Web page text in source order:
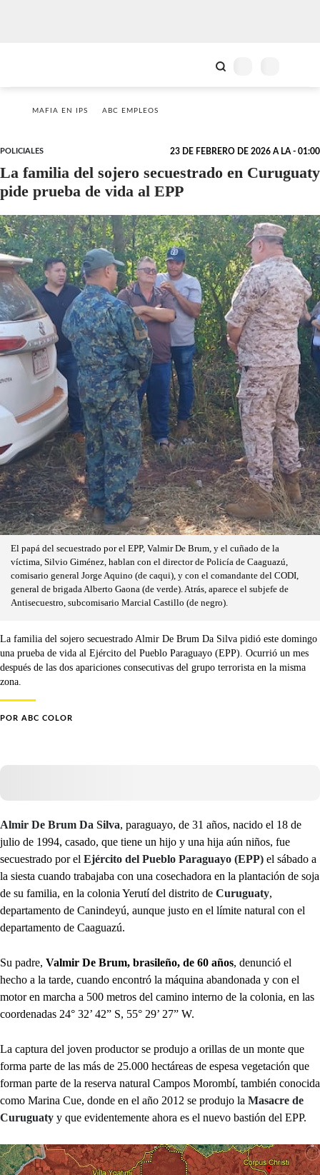
MAFIA EN IPS ABC EMPLEOS
POLICIALES 23 DE FEBRERO DE 2026 A LA - 01:00
La familia del sojero secuestrado en Curuguaty
pide prueba de vida al EPP
El papá del secuestrado por el EPP, Valmir De Brum, y el cuñado de la
víctima, Silvio Giménez, hablan con el director de Policía de Caaguazú,
comisario general Jorge Aquino (de caqui), y con el comandante del CODI,
general de brigada Alberto Gaona (de verde). Atrás, aparece el subjefe de
Antisecuestro, subcomisario Marcial Castillo (de negro).
La familia del sojero secuestrado Almir De Brum Da Silva pidió este domingo
una prueba de vida al Ejército del Pueblo Paraguayo (EPP). Ocurrió un mes
después de las dos apariciones consecutivas del grupo terrorista en la misma
zona.
POR ABC COLOR
Almir De Brum Da Silva, paraguayo, de 31 años, nacido el 18 de
julio de 1994, casado, que tiene un hijo y una hija aún niños, fue
secuestrado por el Ejército del Pueblo Paraguayo (EPP) el sábado a
la siesta cuando trabajaba con una cosechadora en la plantación de soja
de su familia, en la colonia Yerutí del distrito de Curuguaty,
departamento de Canindeyú, aunque justo en el límite natural con el
departamento de Caaguazú.
Su padre, Valmir De Brum, brasileño, de 60 años, denunció el
hecho a la tarde, cuando encontró la máquina abandonada y con el
motor en marcha a 500 metros del camino interno de la colonia, en las
coordenadas 24° 32’ 42” S, 55° 29’ 27” W.
La captura del joven productor se produjo a orillas de un monte que
forma parte de las más de 25.000 hectáreas de espesa vegetación que
forman parte de la reserva natural Campos Morombí, también conocida
como Marina Cue, donde en el año 2012 se produjo la Masacre de
Curuguaty y que evidentemente ahora es el nuevo bastión del EPP.